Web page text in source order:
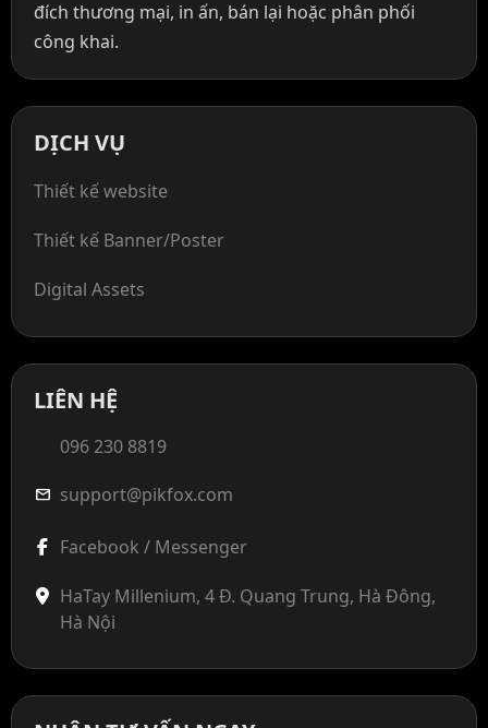
đích thương mại, in ấn, bán lại hoặc phân phối
công khai.
DỊCH VỤ
Thiết kế website
Thiết kế Banner/Poster
Digital Assets
LIÊN HỆ
096 230 8819
mail support@pikfox.com
Facebook / Messenger
HaTay Millenium, 4 Đ. Quang Trung, Hà Đông,
Hà Nội